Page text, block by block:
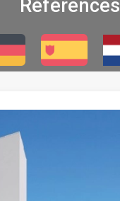
Références